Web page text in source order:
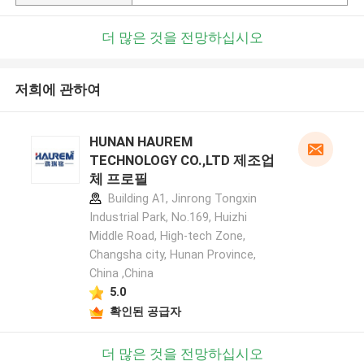
더 많은 것을 전망하십시오
저희에 관하여
HUNAN HAUREM
TECHNOLOGY CO.,LTD 제조업
체 프로필
Building A1, Jinrong Tongxin
Industrial Park, No.169, Huizhi
Middle Road, High-tech Zone,
Changsha city, Hunan Province,
China ,China
5.0
확인된 공급자
더 많은 것을 전망하십시오